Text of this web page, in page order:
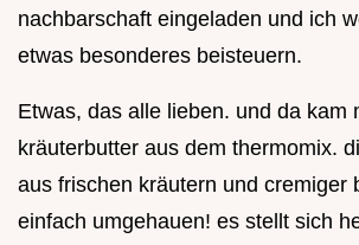
nachbarschaft eingeladen und ich
etwas besonderes beisteuern.
Etwas, das alle lieben. und da kam
kräuterbutter aus dem thermomix.
aus frischen kräutern und cremiger
einfach umgehauen! es stellt sich